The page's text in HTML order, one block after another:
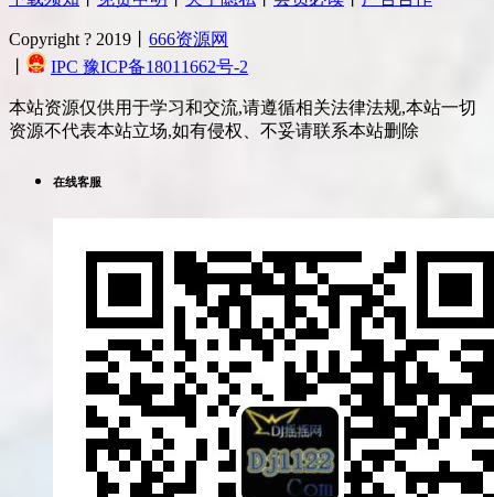
Copyright ? 2019丨 666资源网
IPC 豫ICP备18011662号-2
本站资源仅供用于学习和交流,请遵循相关法律法规,本站一切
资源不代表本站立场,如有侵权、不妥请联系本站删除
在线客服